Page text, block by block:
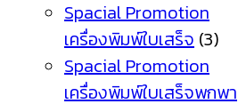
Spacial Promotion
เครื่องพิมพ์ใบเสร็จ (3)
Spacial Promotion
เครื่องพิมพ์ใบเสร็จพกพา